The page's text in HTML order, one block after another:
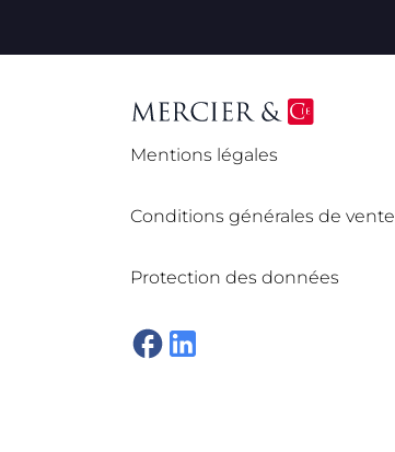
Mentions légales
Conditions générales de vente
Protection des données